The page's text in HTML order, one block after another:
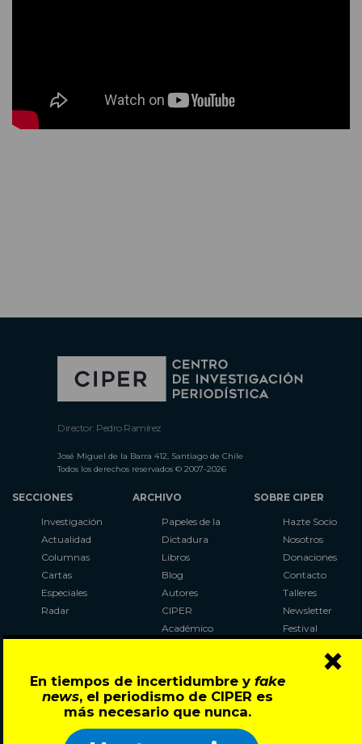
En tiempos de incertidumbre y fake
news, el periodismo de CIPER es
más necesario que nunca.
×
Director: Pedro Ramírez
José Miguel de la Barra 412, Santiago de Chile
Todos los derechos reservados © 2007-2026
SECCIONES
Investigación
Actualidad
Columnas
Cartas
Especiales
Radar
ARCHIVO
Papeles de la
Dictadura
Libros
Blog
Autores
CIPER
Académico
Al Plebiscito
con CIPER
SOBRE CIPER
Hazte Socio
Nosotros
Donaciones
Contacto
Talleres
Newsletter
Festival